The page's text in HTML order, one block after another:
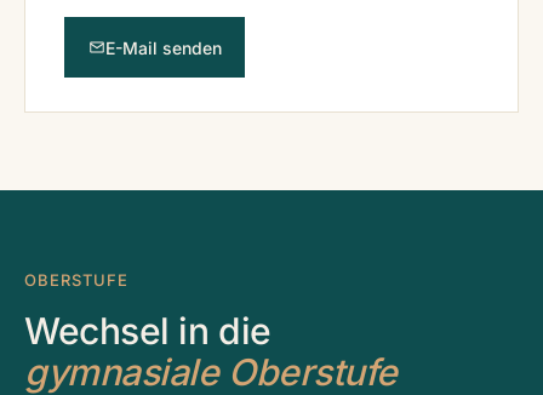
E-Mail senden
OBERSTUFE
Wechsel in die
gymnasiale Oberstufe